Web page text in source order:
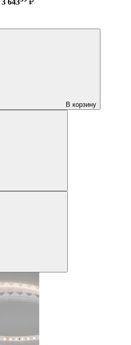
3 643
₽
В корзину